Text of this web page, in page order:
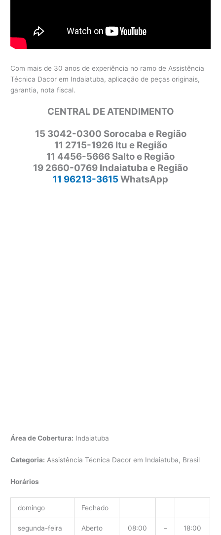
Com mais de 30 anos de experiência no ramo de Assistência
Técnica Dacor em Indaiatuba, aplicação de peças originais,
garantia, nota fiscal.
CENTRAL DE ATENDIMENTO
15 3042-0300 Sorocaba e Região
11 2715-1926 Itu e Região
11 4456-5666 Salto e Região
19 2660-0769 Indaiatuba e Região
11 96213-3615 WhatsApp
Área de Cobertura: Indaiatuba
Categoria: Assistência Técnica Dacor em Indaiatuba, Brasil
Horários
domingo Fechado
segunda-feira Aberto 08:00 – 18:00